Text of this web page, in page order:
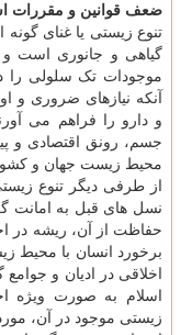
ضعف قوانین و مقررات
تنوع زیستی یا غنای
گیاهی و جانوری است و
موجودات تک سلولی را
آنکه نیازهای ضروری و
و دارو را فراهم می
جسم، رونق اقتصادی و
محیط زیست جهان و
از طرفی دیگر تنوع
نسل های قبل به امانت
حفاظت از آن، ریشه در
برخورد انسان با محیط
اخلاقی در ادیان و
اسلام به صورت ویژه
زیستی موجود در آن،